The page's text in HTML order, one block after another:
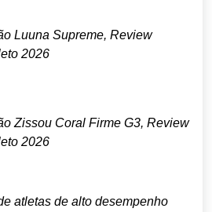
Luuna Supreme, Review
2026
Zissou Coral Firme G3, Review
2026
atletas de alto desempenho